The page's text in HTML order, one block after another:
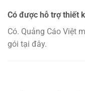
Có được hỗ trợ thiết
Có. Quảng Cáo Việt
gói tại đây.